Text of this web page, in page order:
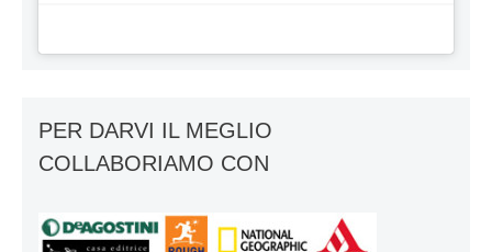
PER DARVI IL MEGLIO
COLLABORIAMO CON